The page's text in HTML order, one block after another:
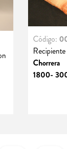
Código:
Chorrera
1800-